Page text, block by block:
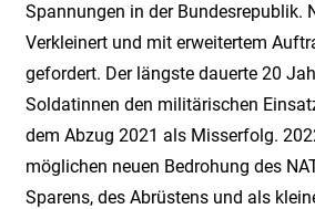
Spannungen in der Bundesrepublik.
Verkleinert und mit erweitertem
gefordert. Der längste dauerte 20
Soldatinnen den militärischen
dem Abzug 2021 als Misserfolg.
möglichen neuen Bedrohung des
Sparens, des Abrüstens und als